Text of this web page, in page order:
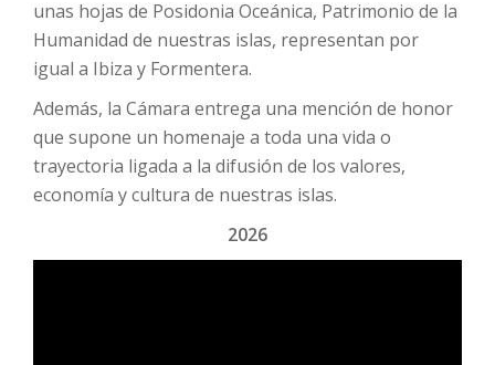
unas hojas de Posidonia Oceánica, Patrimonio de la
Humanidad de nuestras islas, representan por
igual a Ibiza y Formentera.
Además, la Cámara entrega una mención de honor
que supone un homenaje a toda una vida o
trayectoria ligada a la difusión de los valores,
economía y cultura de nuestras islas.
2026